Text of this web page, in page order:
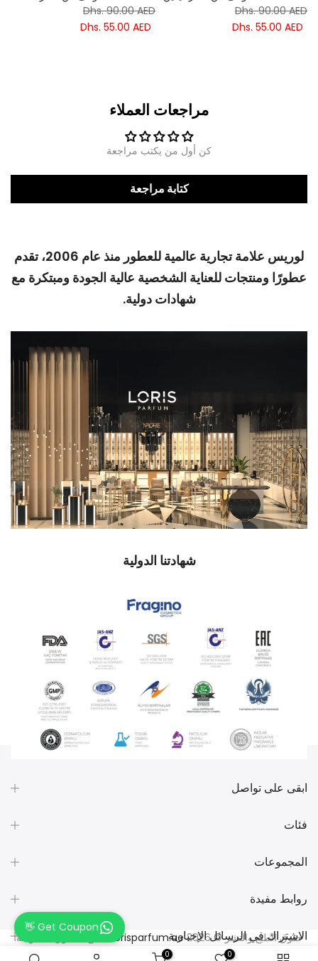
Dhs. 90.00 AED
Dhs. 55.00 AED
Dhs. 90.00 AED
Dhs. 55.00 AED
مراجعات العملاء
كن أول من يكتب مراجعة
كتابة مراجعة
لوريس علامة تجارية عالمية للعطور منذ عام 2006، تقدم
عطورًا ومنتجات للعناية الشخصية عالية الجودة ومبتكرة مع
شهادات دولية.
شهادتنا الدولية
ابقى على تواصل
فئات
المجموعات
روابط مفيدة
الاشتراك في الرسائل الإخبارية
حقوق الطبع والنشر © 2026 Lorisparfum.aeجميع الحقوق محفوظة.
0
0
Get Coupon 👋